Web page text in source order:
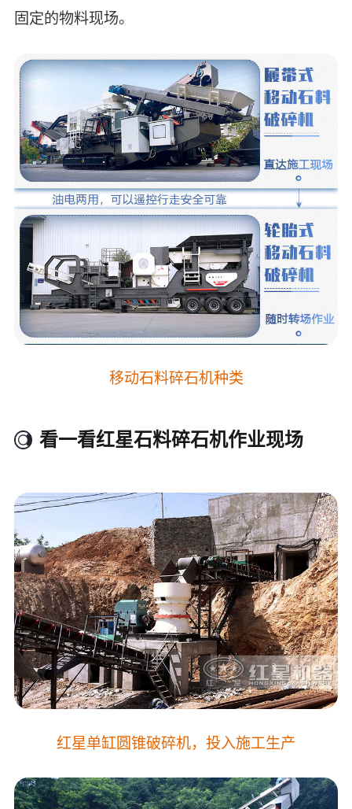
固定的物料现场。
移动石料碎石机种类
看一看红星石料碎石机作业现场
红星单缸圆锥破碎机，投入施工生产